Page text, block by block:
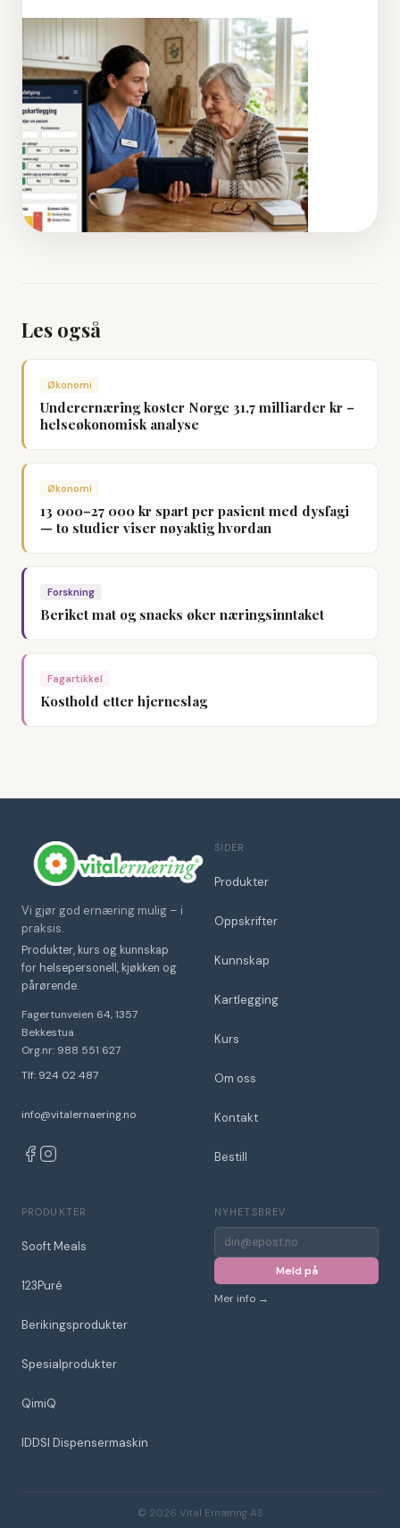
Les også
Økonomi
Underernæring koster Norge 31,7 milliarder kr –
helseøkonomisk analyse
Økonomi
13 000–27 000 kr spart per pasient med dysfagi
— to studier viser nøyaktig hvordan
Forskning
Beriket mat og snacks øker næringsinntaket
Fagartikkel
Kosthold etter hjerneslag
Vi gjør god ernæring mulig – i
praksis.
Produkter, kurs og kunnskap
for helsepersonell, kjøkken og
pårørende.
Fagertunveien 64, 1357
Bekkestua
Org.nr: 988 551 627
Tlf: 924 02 487
info@vitalernaering.no
SIDER
Produkter
Oppskrifter
Kunnskap
Kartlegging
Kurs
Om oss
Kontakt
Bestill
PRODUKTER
Sooft Meals
123Puré
Berikingsprodukter
Spesialprodukter
QimiQ
IDDSI Dispensermaskin
NYHETSBREV
E-
post
for
nyhetsbrev
Meld på
Mer info →
© 2026 Vital Ernæring AS